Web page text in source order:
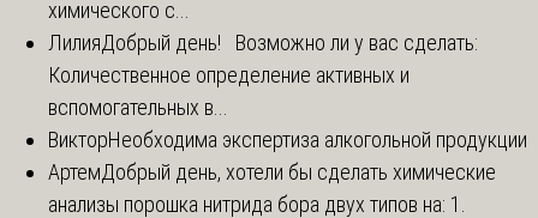
химического с...
ЛилияДобрый день! Возможно ли у вас сделать:
Количественное определение активных и
вспомогательных в...
ВикторНеобходима экспертиза алкогольной продукции
АртемДобрый день, хотели бы сделать химические
анализы порошка нитрида бора двух типов на: 1.